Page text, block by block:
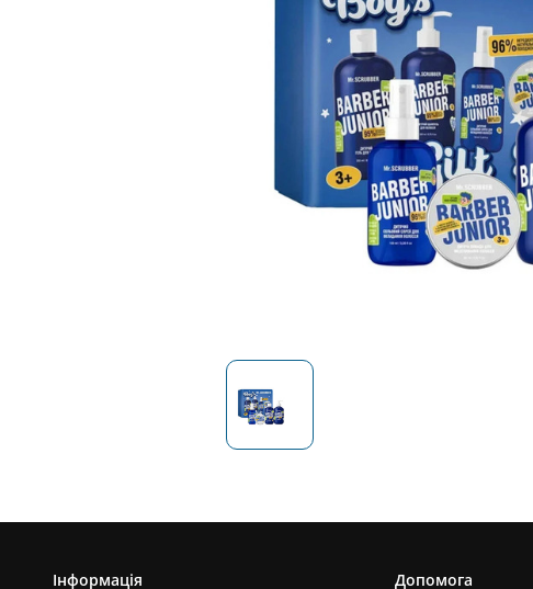
Інформація Допомога